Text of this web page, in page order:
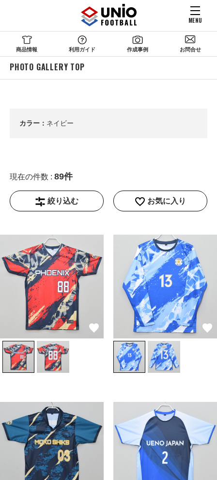
MENU
商品情報 利用ガイド 作成事例 お問合せ
PHOTO GALLERY TOP
カラー： ネイビー
現在の件数 : 89件
絞り込む お気に入り